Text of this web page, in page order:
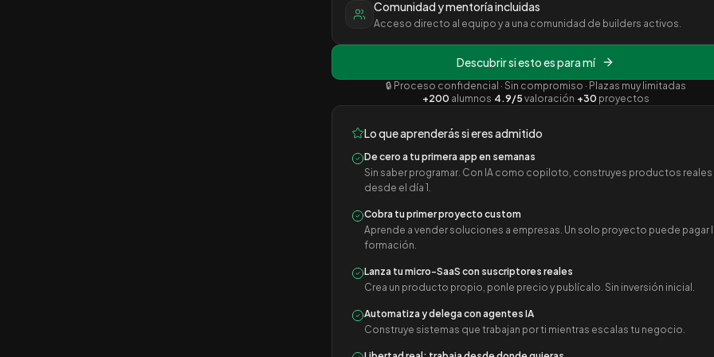
Comunidad y mentoría incluidas
Acceso directo al equipo y a una comunidad de builders activos.
Descubrir si esto es para mí
🔒 Proceso confidencial · Sin compromiso · Plazas muy limitadas
+200 alumnos·4.9/5 valoración·+30 proyectos
Lo que aprenderás si eres admitido
De cero a tu primera app en semanas
Sin saber programar. Con IA como copiloto, construyes productos reales
desde el día 1.
Cobra tu primer proyecto custom
Aprende a vender soluciones a empresas. Un solo proyecto puede pagar
formación.
Lanza tu micro-SaaS con suscriptores reales
Crea un producto propio, ponle precio y publícalo. Sin inversión inicial.
Automatiza y delega con agentes IA
Construye sistemas que trabajan por ti mientras escalas tu negocio.